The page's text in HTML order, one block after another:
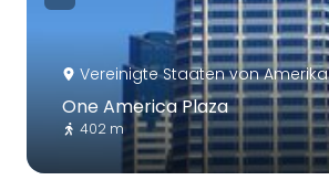
Vereinigte Staaten von Amerika
One America Plaza
402 m